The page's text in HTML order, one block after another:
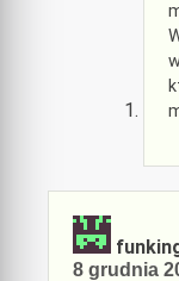
8 grudnia